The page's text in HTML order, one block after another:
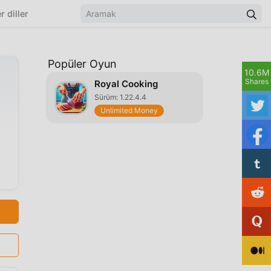
diller
Popüler Oyun
Royal Cooking
Sürüm: 1.22.4.4
Unlimited Money
10.6M
Shares